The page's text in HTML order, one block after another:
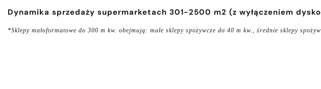
Dynamika sprzedaży supermarketach 301-2500 m2 (z wyłączeniem
*Sklepy małoformatowe do 300 m kw. obejmują: małe sklepy spożywcze do 40 m kw., średnie sklepy